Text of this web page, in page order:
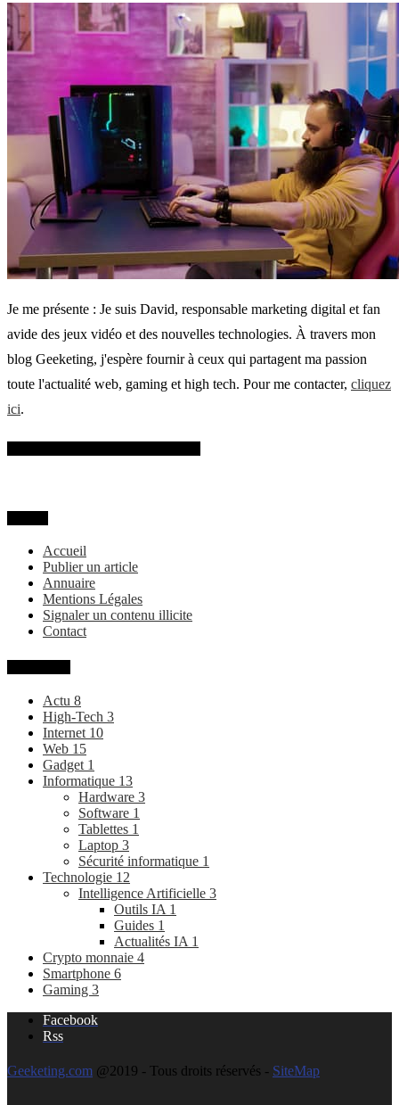
Je me présente : Je suis David, responsable marketing digital et fan
avide des jeux vidéo et des nouvelles technologies. À travers mon
blog Geeketing, j'espère fournir à ceux qui partagent ma passion
toute l'actualité web, gaming et high tech. Pour me contacter, cliquez
ici.
Accueil
Publier un article
Annuaire
Mentions Légales
Signaler un contenu illicite
Contact
Actu 8
High-Tech 3
Internet 10
Web 15
Gadget 1
Informatique 13
Hardware 3
Software 1
Tablettes 1
Laptop 3
Sécurité informatique 1
Technologie 12
Intelligence Artificielle 3
Outils IA 1
Guides 1
Actualités IA 1
Crypto monnaie 4
Smartphone 6
Gaming 3
Facebook
Rss
Geeketing.com @2019 - Tous droits réservés - SiteMap